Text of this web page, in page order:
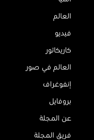
العالم
فيديو
كاريكاتور
العالم في صور
إنفوغراف
بروفايل
عن المجلة
فريق المجلة